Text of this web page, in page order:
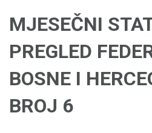
MJESEČNI
PREGLED
BOSNE I
BROJ 6